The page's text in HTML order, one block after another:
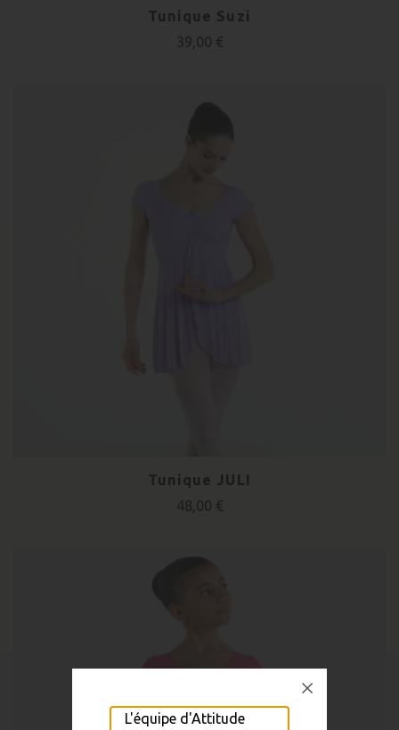
Tunique Suzi
39,00 €
Tunique JULI
48,00 €
L'équipe d'Attitude